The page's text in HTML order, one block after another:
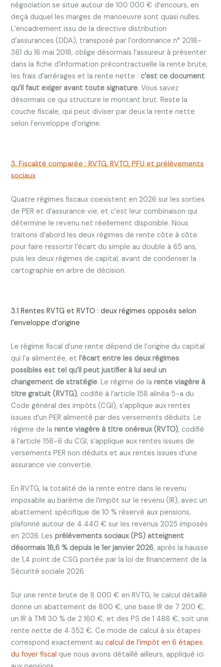
négociation se situe autour de 100 000 € d’encours, en
deçà duquel les marges de manoeuvre sont quasi nulles.
L’encadrement issu de la directive distribution
d’assurances (DDA), transposé par l’ordonnance n° 2018-
361 du 16 mai 2018, oblige désormais l’assureur à présenter
dans la fiche d’information précontractuelle la rente brute,
les frais d’arrérages et la rente nette :c’est ce document
qu’il faut exiger avant toute signature. Vous savez
désormais ce qui structure le montant brut. Reste la
couche fiscale, qui peut diviser par deux la rente nette
selon l’enveloppe d’origine.
3. Fiscalité comparée : RVTG, RVTO, PFU et prélèvements
sociaux
Quatre régimes fiscaux coexistent en 2026 sur les sorties
de PER et d’assurance vie, et c’est leur combinaison qui
détermine le revenu net réellement disponible. Nous
traitons d’abord les deux régimes de rente côte à côte
pour faire ressortir l’écart du simple au double à 65 ans,
puis les deux régimes de capital, avant de condenser la
cartographie en arbre de décision.
3.1 Rentes RVTG et RVTO : deux régimes opposés selon
l’enveloppe d’origine
Le régime fiscal d’une rente dépend de l’origine du capital
qui l’a alimentée, etl’écart entre les deux régimes
possibles est tel qu’il peut justifier à lui seul un
changement de stratégie. Le régime de larente viagère à
titre gratuit (RVTG), codifié à l’article 158 alinéa 5-a du
Code général des impôts (CGI), s’applique aux rentes
issues d’un PER alimenté par des versements déduits. Le
régime de larente viagère à titre onéreux (RVTO), codifié
à l’article 158-6 du CGI, s’applique aux rentes issues de
versements PER non déduits et aux rentes issues d’une
assurance vie convertie.
En RVTG, la totalité de la rente entre dans le revenu
imposable au barème de l’impôt sur le revenu (IR), avec un
abattement spécifique de 10 % réservé aux pensions,
plafonné autour de 4 440 € sur les revenus 2025 imposés
en 2026. Lesprélèvements sociaux (PS) atteignent
désormais 18,6 % depuis le 1er janvier 2026, après la hausse
de 1,4 point de CSG portée par la loi de financement de la
Sécurité sociale 2026.
Sur une rente brute de 8 000 € en RVTG, le calcul détaillé
donne un abattement de 800 €, une base IR de 7 200 €,
un IR à TMI 30 % de 2 160 €, et des PS de 1 488 €, soit une
rente nette de 4 352 €. Ce mode de calcul à six étapes
correspond exactement aucalcul de l’impôt en 6 étapes
du foyer fiscal que nous avons détaillé ailleurs, appliqué ici